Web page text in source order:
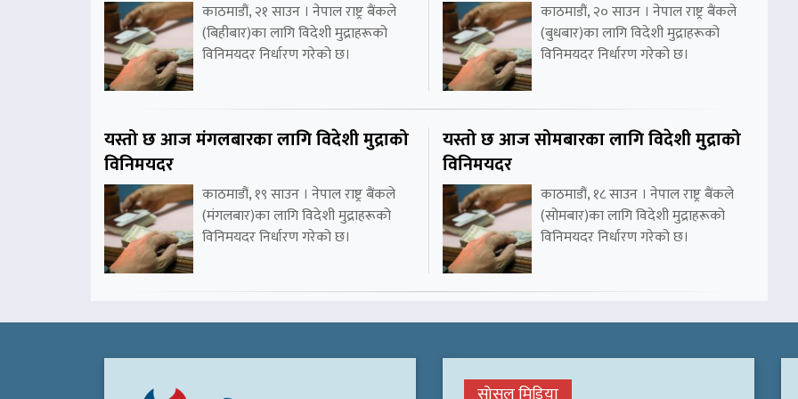
काठमाडौं, २१ साउन । नेपाल राष्ट्र बैंकले
(बिहीबार)का लागि विदेशी मुद्राहरूको
विनिमयदर निर्धारण गरेको छ।
काठमाडौं, २० साउन । नेपाल राष्ट्र बैंकले
(बुधबार)का लागि विदेशी मुद्राहरूको
विनिमयदर निर्धारण गरेको छ।
यस्तो छ आज मंगलबारका लागि विदेशी मुद्राको
विनिमयदर
काठमाडौं, १९ साउन । नेपाल राष्ट्र बैंकले
(मंगलबार)का लागि विदेशी मुद्राहरूको
विनिमयदर निर्धारण गरेको छ।
यस्तो छ आज सोमबारका लागि विदेशी मुद्राको
विनिमयदर
काठमाडौं, १८ साउन । नेपाल राष्ट्र बैंकले
(सोमबार)का लागि विदेशी मुद्राहरूको
विनिमयदर निर्धारण गरेको छ।